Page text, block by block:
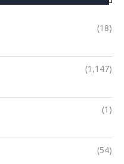
(18)
(1,147)
(1)
(54)